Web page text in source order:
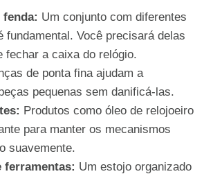
fenda: Um conjunto com diferentes
fundamental. Você precisará delas
fechar a caixa do relógio.
de ponta fina ajudam a
pequenas sem danificá-las.
Produtos como óleo de relojoeiro
para manter os mecanismos
suavemente.
ferramentas: Um estojo organizado